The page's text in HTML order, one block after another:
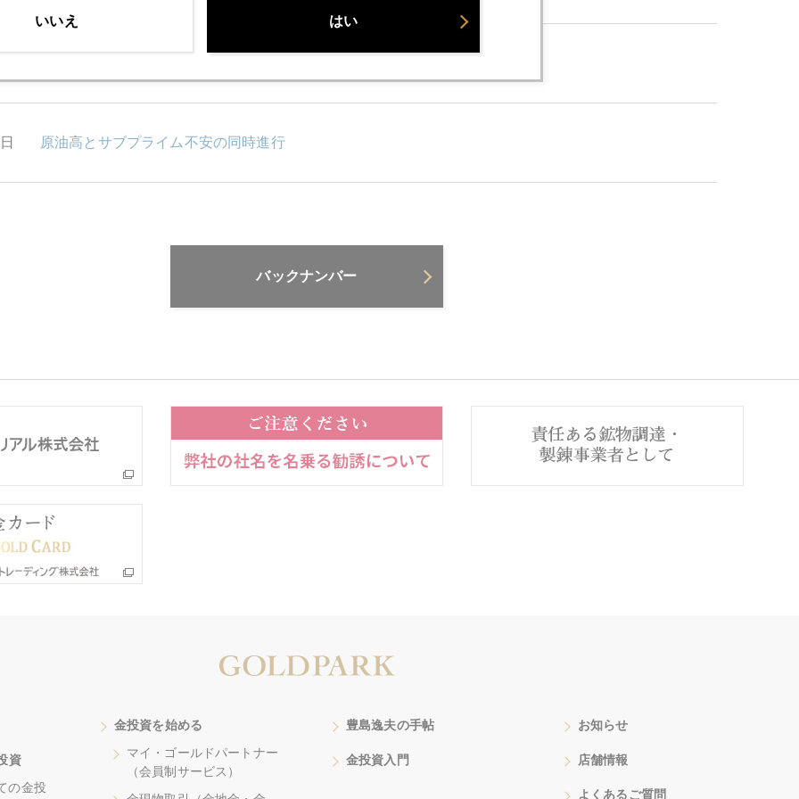
原油高とサブプライム不安の同時進行
バックナンバー
資
の金投
金投資を始める
マイ・ゴールドパートナー
（会員制サービス）
豊島逸夫の手帖
金投資入門
お知らせ
店舗情報
よくあるご質問
いいえ はい